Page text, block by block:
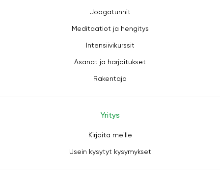
Joogatunnit
Meditaatiot ja hengitys
Intensiivikurssit
Asanat ja harjoitukset
Rakentaja
Yritys
Kirjoita meille
Usein kysytyt kysymykset